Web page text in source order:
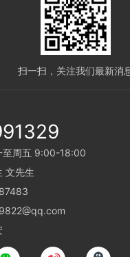
扫一扫，关注我们最新消
至周五 9:00-18:00
文先生